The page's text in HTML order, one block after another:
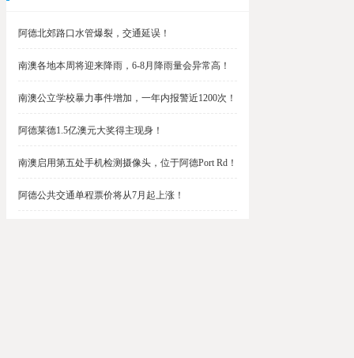
阿德北郊路口水管爆裂，交通延误！
南澳各地本周将迎来降雨，6-8月降雨量会异常高！
南澳公立学校暴力事件增加，一年内报警近1200次！
阿德莱德1.5亿澳元大奖得主现身！
南澳启用第五处手机检测摄像头，位于阿德Port Rd！
阿德公共交通单程票价将从7月起上涨！